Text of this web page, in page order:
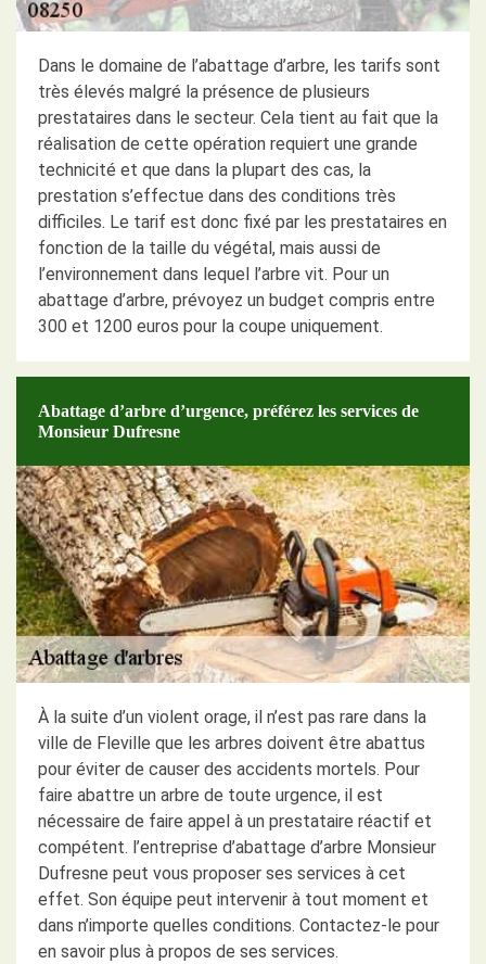
Dans le domaine de l’abattage d’arbre, les tarifs sont
très élevés malgré la présence de plusieurs
prestataires dans le secteur. Cela tient au fait que la
réalisation de cette opération requiert une grande
technicité et que dans la plupart des cas, la
prestation s’effectue dans des conditions très
difficiles. Le tarif est donc fixé par les prestataires en
fonction de la taille du végétal, mais aussi de
l’environnement dans lequel l’arbre vit. Pour un
abattage d’arbre, prévoyez un budget compris entre
300 et 1200 euros pour la coupe uniquement.
Abattage d’arbre d’urgence, préférez les services de
Monsieur Dufresne
À la suite d’un violent orage, il n’est pas rare dans la
ville de Fleville que les arbres doivent être abattus
pour éviter de causer des accidents mortels. Pour
faire abattre un arbre de toute urgence, il est
nécessaire de faire appel à un prestataire réactif et
compétent. l’entreprise d’abattage d’arbre Monsieur
Dufresne peut vous proposer ses services à cet
effet. Son équipe peut intervenir à tout moment et
dans n’importe quelles conditions. Contactez-le pour
en savoir plus à propos de ses services.